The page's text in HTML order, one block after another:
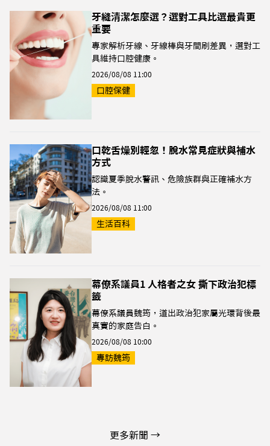
牙縫清潔怎麼選？選對工具比選最貴更
重要
專家解析牙線、牙線棒與牙間刷差異，選對工
具維持口腔健康。
2026/08/08 11:00
口腔保健
口乾舌燥別輕忽！脫水常見症狀與補水
方式
認識夏季脫水警訊、危險族群與正確補水方
法。
2026/08/08 11:00
生活百科
幕僚系議員1 人格者之女 撕下政治犯標
籤
幕僚系議員魏筠，道出政治犯家屬光環背後最
真實的家庭告白。
2026/08/08 10:00
專訪魏筠
更多新聞 →